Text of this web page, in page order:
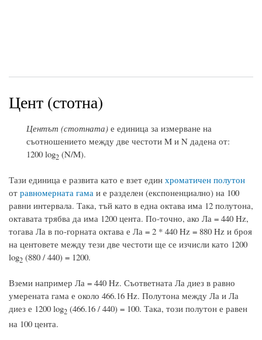
Цент (стотна)
Центът (стотната) е единица за измерване на
съотношението между две честоти M и N дадена от:
1200 log2 (N/M).
Тази единица е развита като е взет един хроматичен полутон
от равномерната гама и е разделен (експоненциално) на 100
равни интервала. Така, тъй като в една октава има 12 полутона,
октавата трябва да има 1200 цента. По-точно, ако Ла = 440 Hz,
тогава Ла в по-горната октава е Ла = 2 * 440 Hz = 880 Hz и броя
на центовете между тези две честоти ще се изчисли като 1200
log2 (880 / 440) = 1200.
Вземи например Ла = 440 Hz. Съответната Ла диез в равно
умерената гама е около 466.16 Hz. Полутона между Ла и Ла
диез е 1200 log2 (466.16 / 440) = 100. Така, този полутон е равен
на 100 цента.